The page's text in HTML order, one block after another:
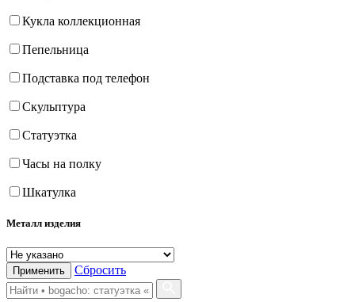
Кукла коллекционная
Пепельница
Подставка под телефон
Скульптура
Статуэтка
Часы на полку
Шкатулка
Металл изделия
Применить Сбросить